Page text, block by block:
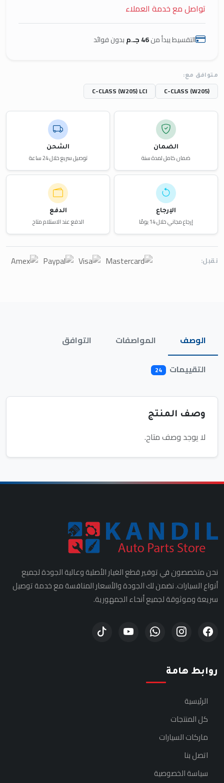
تواصل مع خدمة العملاء
التقسيط يبدأ من46 جـ.م بدون فوائد
متوافق مع:
C-CLASS (W205)
C-CLASS (W205) LCI
الضمان
ضمان كامل لمدة سنة
الشحن
توصيل سريع خلال 24 ساعة
الإرجاع
إرجاع مجاني خلال 14 يومًا
الدفع
الدفع عند الاستلام متاح
نقبل:
الوصف المواصفات
التوافق
التقييمات
24
وصف المنتج
لا يوجد وصف متاح.
نحن متخصصون في توفير قطع الغيار الأصلية وعالية الجودة لجميع
أنواع السيارات. نضمن لك الجودة والأسعار المنافسة مع خدمة توصيل
سريعة وموثوقة لجميع أنحاء الجمهورية.
روابط هامة
الرئيسية
كل المنتجات
ماركات السيارات
اتصل بنا
سياسة الخصوصية